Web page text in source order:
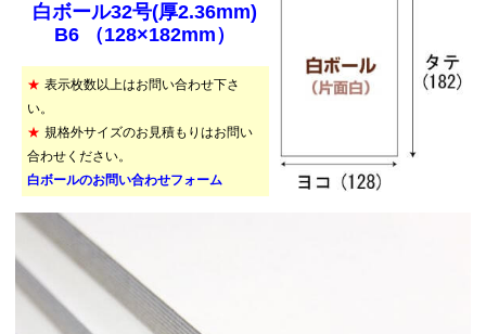
白ボール32号(厚2.36mm)
B6 （128×182mm）
★ 表示枚数以上はお問い合わせ下さ
い。
★ 規格外サイズのお見積もりはお問い
合わせください。
白ボールのお問い合わせフォーム